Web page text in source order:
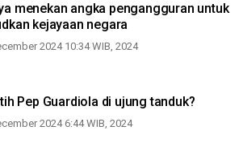
menekan angka pengangguran untuk
kejayaan negara
2024 10:34 WIB, 2024
Pep Guardiola di ujung tanduk?
2024 6:44 WIB, 2024